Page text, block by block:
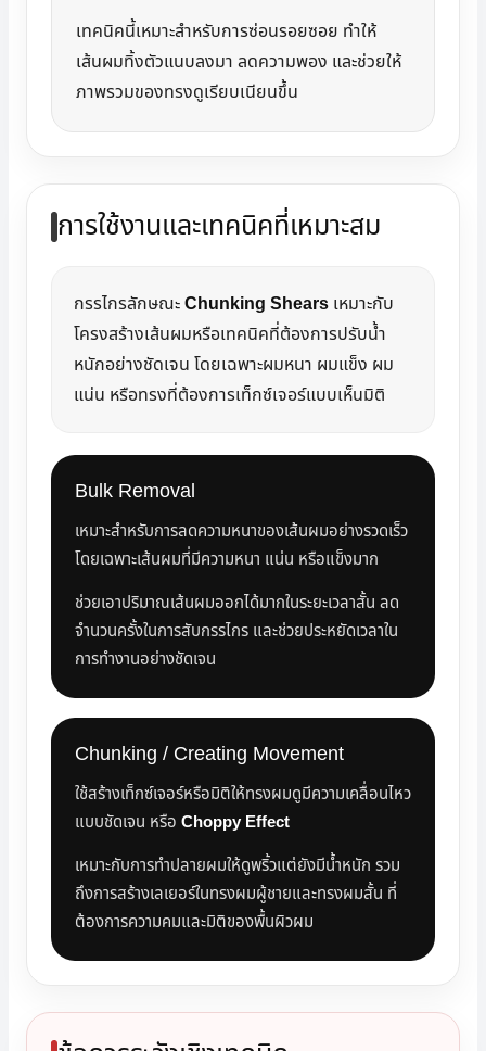
เทคนิคนี้เหมาะสำหรับการซ่อนรอยซอย ทำให้
เส้นผมทิ้งตัวแนบลงมา ลดความพอง และช่วยให้
ภาพรวมของทรงดูเรียบเนียนขึ้น
การใช้งานและเทคนิคที่เหมาะสม
กรรไกรลักษณะChunking Shears เหมาะกับ
โครงสร้างเส้นผมหรือเทคนิคที่ต้องการปรับน้ำ
หนักอย่างชัดเจน โดยเฉพาะผมหนา ผมแข็ง ผม
แน่น หรือทรงที่ต้องการเท็กซ์เจอร์แบบเห็นมิติ
Bulk Removal
เหมาะสำหรับการลดความหนาของเส้นผมอย่างรวดเร็ว
โดยเฉพาะเส้นผมที่มีความหนา แน่น หรือแข็งมาก
ช่วยเอาปริมาณเส้นผมออกได้มากในระยะเวลาสั้น ลด
จำนวนครั้งในการสับกรรไกร และช่วยประหยัดเวลาใน
การทำงานอย่างชัดเจน
Chunking / Creating Movement
ใช้สร้างเท็กซ์เจอร์หรือมิติให้ทรงผมดูมีความเคลื่อนไหว
แบบชัดเจน หรือ Choppy Effect
เหมาะกับการทำปลายผมให้ดูพริ้วแต่ยังมีน้ำหนัก รวม
ถึงการสร้างเลเยอร์ในทรงผมผู้ชายและทรงผมสั้น ที่
ต้องการความคมและมิติของพื้นผิวผม